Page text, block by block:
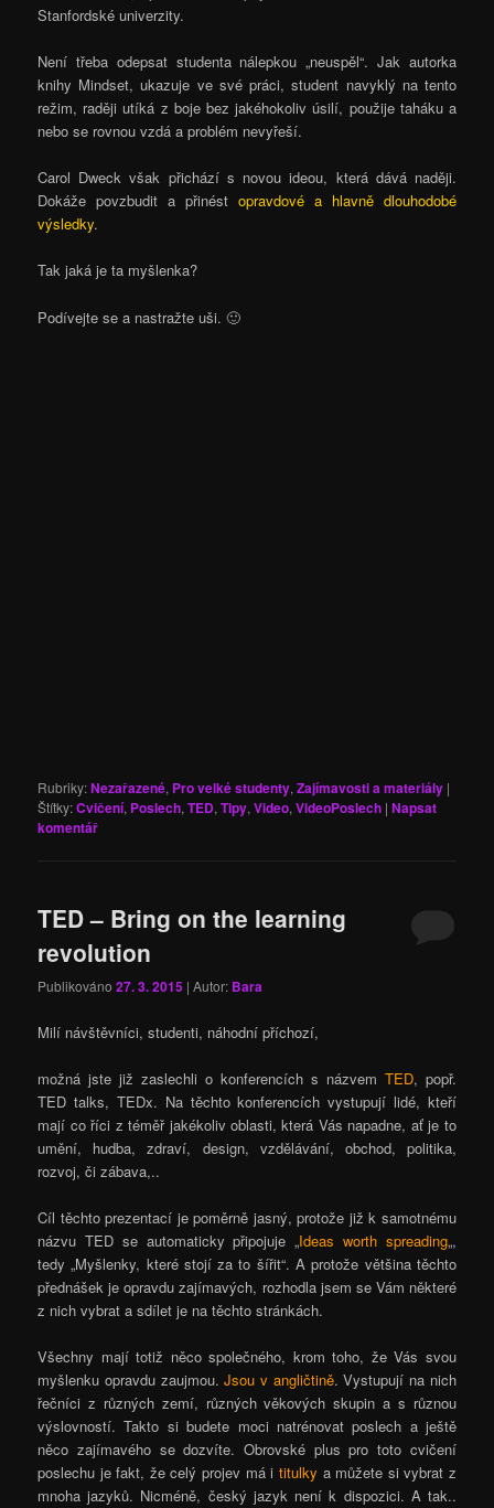
Stanfordské univerzity.
Není třeba odepsat studenta nálepkou „neuspěl“. Jak autorka
knihy Mindset, ukazuje ve své práci, student navyklý na tento
režim, raději utíká z boje bez jakéhokoliv úsilí, použije taháku a
nebo se rovnou vzdá a problém nevyřeší.
Carol Dweck však přichází s novou ideou, která dává naději.
Dokáže povzbudit a přinést opravdové a hlavně dlouhodobé
výsledky.
Tak jaká je ta myšlenka?
Podívejte se a nastražte uši. 🙂
Rubriky:Nezařazené, Pro velké studenty,Zajímavosti a materiály |
Štítky:Cvičení, Poslech,TED,Tipy,Video,VideoPoslech |Napsat
komentář
TED – Bring on the learning
revolution
Publikováno27. 3. 2015 | Autor: Bara
Milí návštěvníci, studenti, náhodní příchozí,
možná jste již zaslechli o konferencích s názvem TED, popř.
TED talks, TEDx. Na těchto konferencích vystupují lidé, kteří
mají co říci z téměř jakékoliv oblasti, která Vás napadne, ať je to
umění, hudba, zdraví, design, vzdělávání, obchod, politika,
rozvoj, či zábava,..
Cíl těchto prezentací je poměrně jasný, protože již k samotnému
názvu TED se automaticky připojuje „Ideas worth spreading„,
tedy „Myšlenky, které stojí za to šířit“. A protože většina těchto
přednášek je opravdu zajímavých, rozhodla jsem se Vám některé
z nich vybrat a sdílet je na těchto stránkách.
Všechny mají totiž něco společného, krom toho, že Vás svou
myšlenku opravdu zaujmou.Jsou v angličtině. Vystupují na nich
řečníci z různých zemí, různých věkových skupin a s různou
výslovností. Takto si budete moci natrénovat poslech a ještě
něco zajímavého se dozvíte. Obrovské plus pro toto cvičení
poslechu je fakt, že celý projev má i titulky a můžete si vybrat z
mnoha jazyků. Nicméně, český jazyk není k dispozici. A tak..